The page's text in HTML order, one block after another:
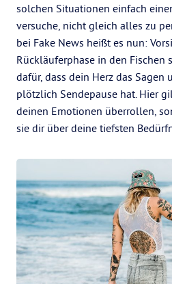
solchen Situationen einfach
versuche, nicht gleich alles zu
bei Fake News heißt es nun:
Rückläuferphase in den Fischen
dafür, dass dein Herz das Sagen
plötzlich Sendepause hat. Hier
deinen Emotionen überrollen,
sie dir über deine tiefsten